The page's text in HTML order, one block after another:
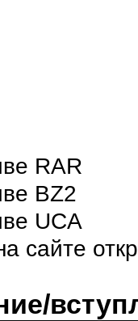
RAR
BZ2
UCA
сайте